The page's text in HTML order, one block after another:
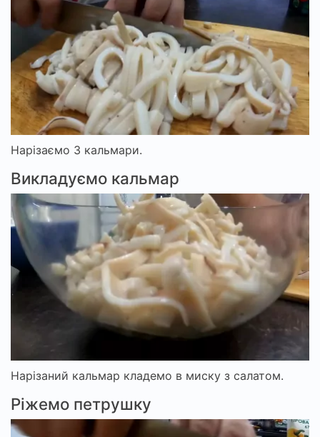
Нарізаємо 3 кальмари.
Викладуємо кальмар
Нарізаний кальмар кладемо в миску з салатом.
Ріжемо петрушку